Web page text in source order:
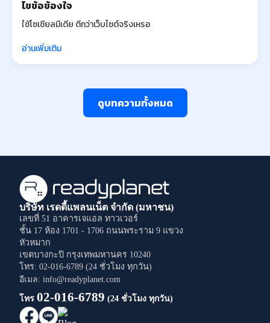
ไขข้อข้องใจ
ใช้โซเชียลมีเดีย ดีกว่าเว็บไซต์จริงเหรอ
อ่านเพิ่มเติม
ดูบทความทั้งหมด
บริษัท เรดดี้แพลนเน็ต จำกัด (มหาชน)
เลขที่ 51 อาคารเจแอล ทาวเวอร์
ชั้น 17 ห้อง 1701 - 1706 ถนนพระราม 9 แขวง
หัวหมาก
เขตบางกะปิ กรุงเทพมหานคร 10240
โทร: 02-016-6789 (24 ชั่วโมง ทุกวัน)
อีเมล: info@readyplanet.com
โทร 02-016-6789 (24 ชั่วโมง ทุกวัน)